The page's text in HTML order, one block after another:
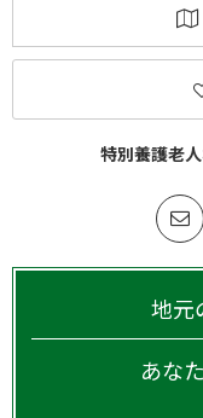
特別養護老
地元
あな